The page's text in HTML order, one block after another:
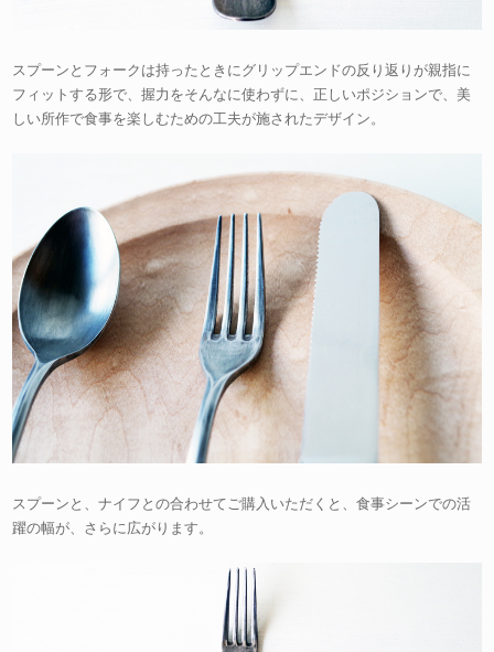
スプーンとフォークは持ったときにグリップエンドの反り返りが親指に
フィットする形で、握力をそんなに使わずに、正しいポジションで、美
しい所作で食事を楽しむための工夫が施されたデザイン。
スプーンと、ナイフとの合わせてご購入いただくと、食事シーンでの活
躍の幅が、さらに広がります。